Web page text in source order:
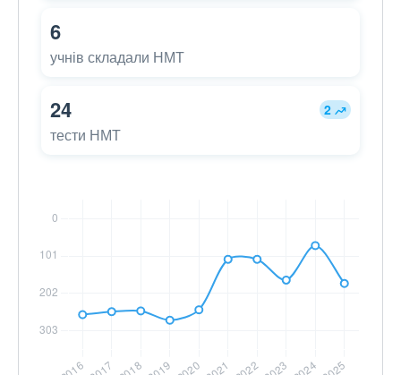
6
учнів складали НМТ
24 2
тести НМТ